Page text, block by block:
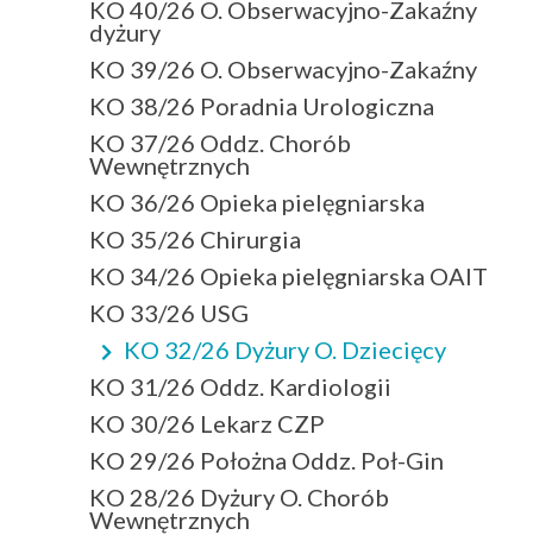
KO 40/26 O. Obserwacyjno-Zakaźny
dyżury
KO 39/26 O. Obserwacyjno-Zakaźny
KO 38/26 Poradnia Urologiczna
KO 37/26 Oddz. Chorób
Wewnętrznych
KO 36/26 Opieka pielęgniarska
KO 35/26 Chirurgia
KO 34/26 Opieka pielęgniarska OAIT
KO 33/26 USG
KO 32/26 Dyżury O. Dziecięcy
KO 31/26 Oddz. Kardiologii
KO 30/26 Lekarz CZP
KO 29/26 Położna Oddz. Poł-Gin
KO 28/26 Dyżury O. Chorób
Wewnętrznych